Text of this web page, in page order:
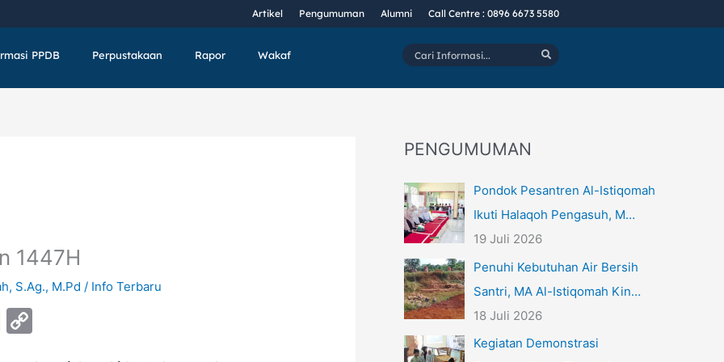
Artikel Pengumuman Alumni Call Centre : 0896 6673 5580
PPDB Perpustakaan Rapor Wakaf
Cari
Informasi...
1447H
S.Ag., M.Pd/ Info Terbaru
Pi
PENGUMUMAN
Pondok Pesantren Al-Istiqomah
Ikuti Halaqoh Pengasuh, M…
19 Juli 2026
Penuhi Kebutuhan Air Bersih
Santri, MA Al-Istiqomah Kin…
18 Juli 2026
Kegiatan Demonstrasi